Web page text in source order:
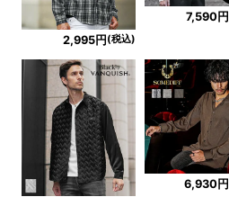
2,995円 (税込)
7,590円
6,930円